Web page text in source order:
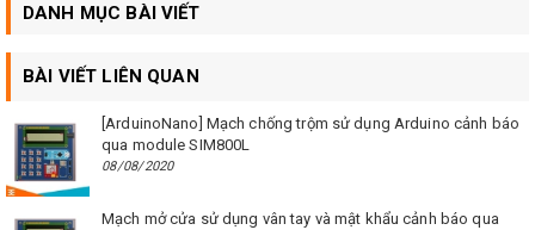
DANH MỤC BÀI VIẾT
BÀI VIẾT LIÊN QUAN
[ArduinoNano] Mạch chống trộm sử dụng Arduino cảnh báo
qua module SIM800L
08/08/2020
Mạch mở cửa sử dụng vân tay và mật khẩu cảnh báo qua